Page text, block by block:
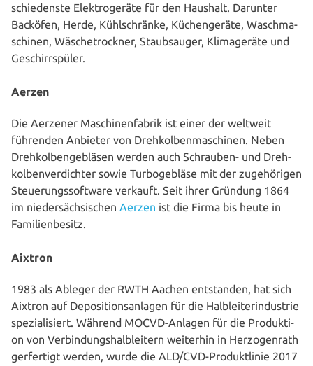
schie­dens­te Elek­tro­ge­rä­te für den Haushalt. Darunter
Backöfen, Herde, Kühl­schrän­ke, Küchen­ge­rä­te, Wasch­ma­
schi­nen, Wäsche­trock­ner, Staub­sauger, Kli­ma­ge­rä­te und
Geschirrspüler.
Aerzen
Die Aerzener Maschi­nen­fa­brik ist einer der weltweit
führenden Anbieter von Dreh­kol­ben­ma­schi­nen. Neben
Dreh­kol­ben­ge­blä­sen werden auch Schrauben- und Dreh­
kol­ben­ver­dich­ter sowie Tur­bo­ge­blä­se mit der zuge­hö­ri­gen
Steue­rungs­soft­ware verkauft. Seit ihrer Gründung 1864
im nie­der­säch­si­schen Aerzen ist die Firma bis heute in
Familienbesitz.
Aixtron
1983 als Ableger der RWTH Aachen ent­stan­den, hat sich
Aixtron auf Depo­si­ti­ons­an­la­gen für die Halb­lei­ter­indus­trie
spe­zia­li­siert. Während MOCVD-Anlagen für die Pro­duk­ti­
on von Ver­bin­dungs­halb­lei­tern weiterhin in Her­zo­gen­rath
ger­fer­tigt werden, wurde die ALD/CVD-Pro­dukt­li­nie 2017